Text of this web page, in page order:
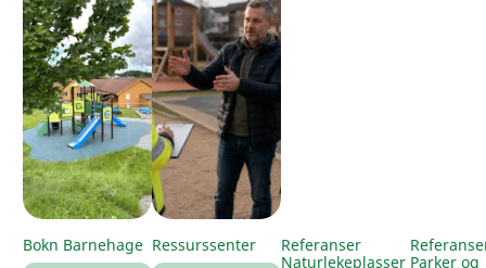
Bokn Barnehage Ressurssenter
Referanser
Naturlekeplasser Parker og